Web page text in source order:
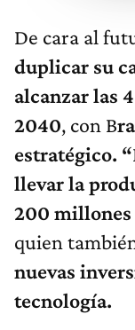
De cara al
duplicar su
alcanzar las
2040, con B
estratégico. “
llevar la
200 millones
quien
nuevas
tecnología.